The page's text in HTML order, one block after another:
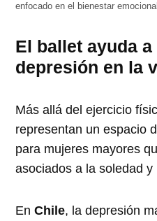
enfocado en el bienestar
El ballet ayuda
depresión en la
Más allá del ejercicio
representan un espacio
para mujeres mayores
asociados a la soledad y
EnChile, la depresión